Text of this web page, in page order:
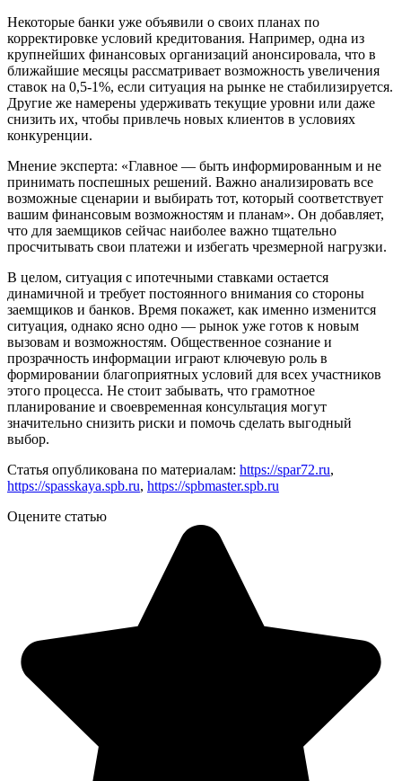
Некоторые банки уже объявили о своих планах по
корректировке условий кредитования. Например, одна из
крупнейших финансовых организаций анонсировала, что в
ближайшие месяцы рассматривает возможность увеличения
ставок на 0,5-1%, если ситуация на рынке не стабилизируется.
Другие же намерены удерживать текущие уровни или даже
снизить их, чтобы привлечь новых клиентов в условиях
конкуренции.
Мнение эксперта: «Главное — быть информированным и не
принимать поспешных решений. Важно анализировать все
возможные сценарии и выбирать тот, который соответствует
вашим финансовым возможностям и планам». Он добавляет,
что для заемщиков сейчас наиболее важно тщательно
просчитывать свои платежи и избегать чрезмерной нагрузки.
В целом, ситуация с ипотечными ставками остается
динамичной и требует постоянного внимания со стороны
заемщиков и банков. Время покажет, как именно изменится
ситуация, однако ясно одно — рынок уже готов к новым
вызовам и возможностям. Общественное сознание и
прозрачность информации играют ключевую роль в
формировании благоприятных условий для всех участников
этого процесса. Не стоит забывать, что грамотное
планирование и своевременная консультация могут
значительно снизить риски и помочь сделать выгодный
выбор.
Статья опубликована по материалам: https://spar72.ru,
https://spasskaya.spb.ru, https://spbmaster.spb.ru
Оцените статью